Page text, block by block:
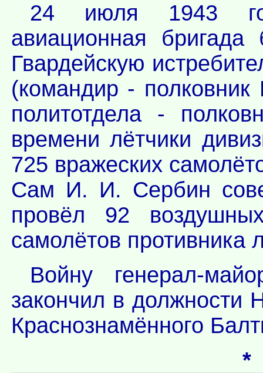
24 июля 1943
авиационная
Гвардейскую
(командир -
политотдела -
времени лётчики
725 вражеских
Сам И. И. Сербин
провёл 92
самолётов противника
Войну генерал-
закончил в должности
Краснознамённого